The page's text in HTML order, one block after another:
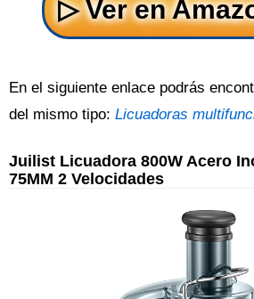
En el siguiente enlace podrás
del mismo tipo: Licuadoras
Juilist Licuadora 800W Acero
75MM 2 Velocidades